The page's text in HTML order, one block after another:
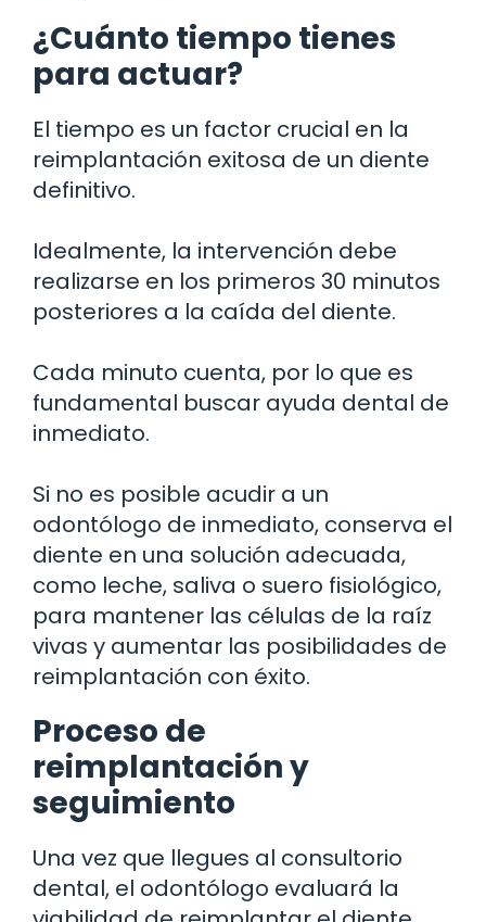
¿Cuánto tiempo tienes
para actuar?
El tiempo es un factor crucial en la
reimplantación exitosa de un diente
definitivo.
Idealmente, la intervención debe
realizarse en los primeros 30 minutos
posteriores a la caída del diente.
Cada minuto cuenta, por lo que es
fundamental buscar ayuda dental de
inmediato.
Si no es posible acudir a un
odontólogo de inmediato, conserva el
diente en una solución adecuada,
como leche, saliva o suero fisiológico,
para mantener las células de la raíz
vivas y aumentar las posibilidades de
reimplantación con éxito.
Proceso de
reimplantación y
seguimiento
Una vez que llegues al consultorio
dental, el odontólogo evaluará la